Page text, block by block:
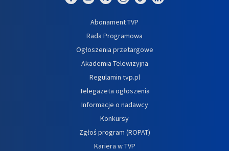
Abonament TVP
Rada Programowa
Ogłoszenia przetargowe
Akademia Telewizyjna
Regulamin tvp.pl
Telegazeta ogłoszenia
Informacje o nadawcy
Konkursy
Zgłoś program (ROPAT)
Kariera w TVP